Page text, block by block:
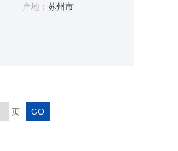
产地：苏州市
页